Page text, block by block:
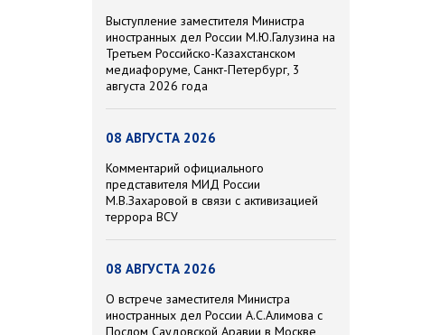
Выступление заместителя Министра
иностранных дел России М.Ю.Галузина на
Третьем Российско-Казахстанском
медиафоруме, Санкт-Петербург, 3
августа 2026 года
08 АВГУСТА 2026
Комментарий официального
представителя МИД России
М.В.Захаровой в связи с активизацией
террора ВСУ
08 АВГУСТА 2026
О встрече заместителя Министра
иностранных дел России А.С.Алимова с
Послом Саудовской Аравии в Москве